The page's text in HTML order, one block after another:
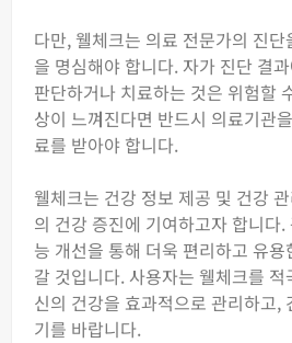
다만, 웰체크는 의료 전문가의 진
을 명심해야 합니다. 자가 진단 결
판단하거나 치료하는 것은 위험할
상이 느껴진다면 반드시 의료기관
료를 받아야 합니다.
웰체크는 건강 정보 제공 및 건강
의 건강 증진에 기여하고자 합니다
능 개선을 통해 더욱 편리하고 유
갈 것입니다. 사용자는 웰체크를
신의 건강을 효과적으로 관리하고,
기를 바랍니다.